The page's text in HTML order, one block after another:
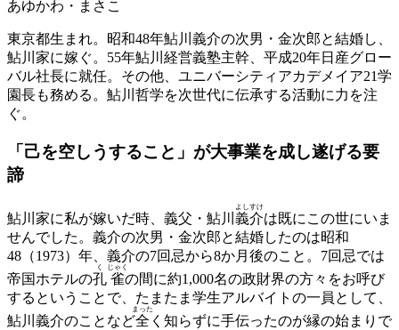
あゆかわ・まさこ
東京都生まれ。昭和48年鮎川義介の次男・金次郎と結婚し、
鮎川家に嫁ぐ。55年鮎川経営義塾主幹、平成20年日産グロー
バル社長に就任。その他、ユニバーシティアカデメイア21学
園長も務める。鮎川哲学を次世代に伝承する活動に力を注
ぐ。
「己を空しうすること」が大事業を成し遂げる要
諦
鮎川家に私が嫁いだ時、義父・鮎川 義
よし
介
すけ
は既にこの世にいま
せんでした。義介の次男・金次郎と結婚したのは昭和
48（1973）年、義介の7回忌から8か月後のこと。7回忌では
帝国ホテルの孔
く
雀
じゃく
の間に約1,000名の政財界の方々をお呼び
するということで、たまたま学生アルバイトの一員として、
鮎川義介のことなど全
まった
く知らずに手伝ったのが縁の始まりで